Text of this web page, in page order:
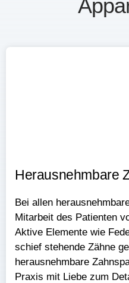
Herausnehmbare
Bei allen
Mitarbeit des Patienten
Aktive Elemente wie
schief stehende Zähne
herausnehmbare
Praxis mit Liebe zum